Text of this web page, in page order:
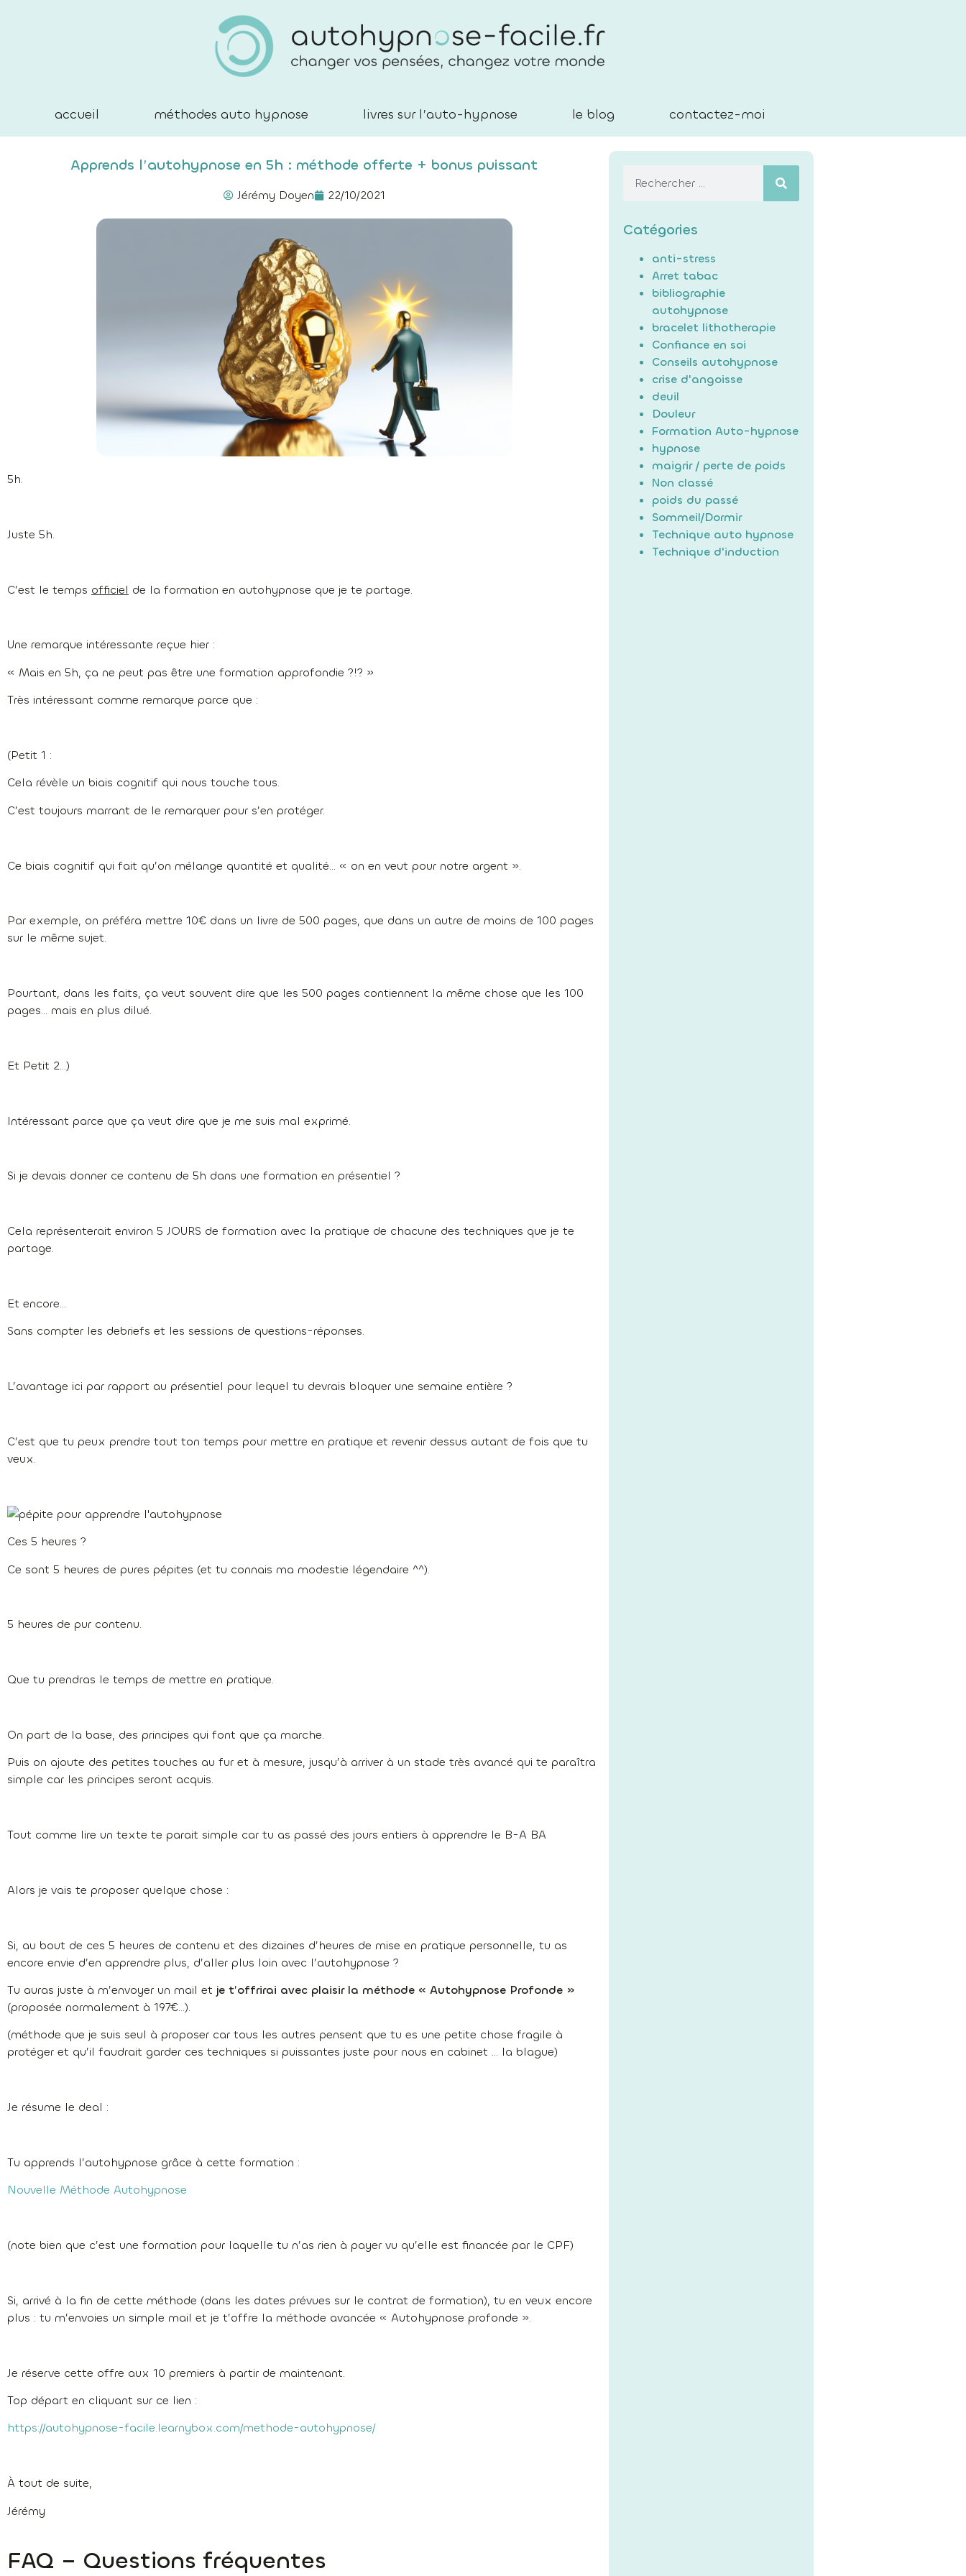
accueil méthodes auto hypnose livres sur l’auto-hypnose le blog contactez-moi
Apprends l’autohypnose en 5h : méthode offerte + bonus puissant
Jérémy Doyen 22/10/2021
5h.
Juste 5h.
C’est le temps officiel de la formation en autohypnose que je te partage.
Une remarque intéressante reçue hier :
« Mais en 5h, ça ne peut pas être une formation approfondie ?!? »
Très intéressant comme remarque parce que :
(Petit 1 :
Cela révèle un biais cognitif qui nous touche tous.
C’est toujours marrant de le remarquer pour s’en protéger.
Ce biais cognitif qui fait qu’on mélange quantité et qualité… « on en veut pour notre argent ».
Par exemple, on préféra mettre 10€ dans un livre de 500 pages, que dans un autre de moins de 100 pages
sur le même sujet.
Pourtant, dans les faits, ça veut souvent dire que les 500 pages contiennent la même chose que les 100
pages… mais en plus dilué.
Et Petit 2…)
Intéressant parce que ça veut dire que je me suis mal exprimé.
Si je devais donner ce contenu de 5h dans une formation en présentiel ?
Cela représenterait environ 5 JOURS de formation avec la pratique de chacune des techniques que je te
partage.
Et encore…
Sans compter les debriefs et les sessions de questions-réponses.
L’avantage ici par rapport au présentiel pour lequel tu devrais bloquer une semaine entière ?
C’est que tu peux prendre tout ton temps pour mettre en pratique et revenir dessus autant de fois que tu
veux.
Ces 5 heures ?
Ce sont 5 heures de pures pépites (et tu connais ma modestie légendaire ^^).
5 heures de pur contenu.
Que tu prendras le temps de mettre en pratique.
On part de la base, des principes qui font que ça marche.
Puis on ajoute des petites touches au fur et à mesure, jusqu’à arriver à un stade très avancé qui te paraîtra
simple car les principes seront acquis.
Tout comme lire un texte te parait simple car tu as passé des jours entiers à apprendre le B-A BA
Alors je vais te proposer quelque chose :
Si, au bout de ces 5 heures de contenu et des dizaines d’heures de mise en pratique personnelle, tu as
encore envie d’en apprendre plus, d’aller plus loin avec l’autohypnose ?
Tu auras juste à m’envoyer un mail et je t’offrirai avec plaisir la méthode « Autohypnose Profonde »
(proposée normalement à 197€…).
(méthode que je suis seul à proposer car tous les autres pensent que tu es une petite chose fragile à
protéger et qu’il faudrait garder ces techniques si puissantes juste pour nous en cabinet … la blague)
Je résume le deal :
Tu apprends l’autohypnose grâce à cette formation :
Nouvelle Méthode Autohypnose
(note bien que c’est une formation pour laquelle tu n’as rien à payer vu qu’elle est financée par le CPF)
Si, arrivé à la fin de cette méthode (dans les dates prévues sur le contrat de formation), tu en veux encore
plus : tu m’envoies un simple mail et je t’offre la méthode avancée « Autohypnose profonde ».
Je réserve cette offre aux 10 premiers à partir de maintenant.
Top départ en cliquant sur ce lien :
https://autohypnose-facile.learnybox.com/methode-autohypnose/
À tout de suite,
Jérémy
FAQ – Questions fréquentes
Catégories
anti-stress
Arret tabac
bibliographie
autohypnose
bracelet lithotherapie
Confiance en soi
Conseils autohypnose
crise d'angoisse
deuil
Douleur
Formation Auto-hypnose
hypnose
maigrir / perte de poids
Non classé
poids du passé
Sommeil/Dormir
Technique auto hypnose
Technique d'induction